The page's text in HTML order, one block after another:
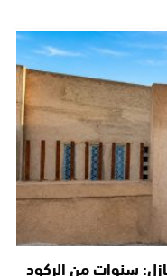
سنوات من الركود